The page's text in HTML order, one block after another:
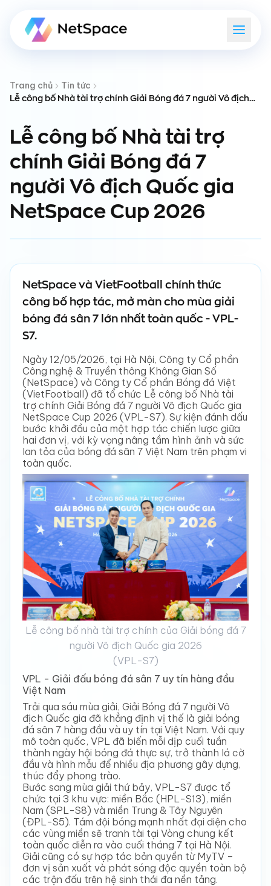
Trang chủ Tin tức
Lễ công bố Nhà tài trợ chính Giải Bóng đá 7 người Vô địch
Lễ công bố Nhà tài trợ
chính Giải Bóng đá 7
người Vô địch Quốc gia
NetSpace Cup 2026
NetSpace và VietFootball chính thức
công bố hợp tác, mở màn cho mùa giải
bóng đá sân 7 lớn nhất toàn quốc - VPL-
S7.
Ngày 12/05/2026, tại Hà Nội, Công ty Cổ phần
Công nghệ & Truyền thông Không Gian Số
(NetSpace) và Công ty Cổ phần Bóng đá Việt
(VietFootball) đã tổ chức Lễ công bố Nhà tài
trợ chính Giải Bóng đá 7 người Vô địch Quốc gia
NetSpace Cup 2026 (VPL-S7). Sự kiện đánh dấu
bước khởi đầu của một hợp tác chiến lược giữa
hai đơn vị, với kỳ vọng nâng tầm hình ảnh và sức
lan tỏa của bóng đá sân 7 Việt Nam trên phạm vi
toàn quốc.
Lễ công bố nhà tài trợ chính của Giải bóng đá 7
người Vô địch Quốc gia 2026
(VPL-S7)
VPL - Giải đấu bóng đá sân 7 uy tín hàng đầu
Việt Nam
Trải qua sáu mùa giải, Giải Bóng đá 7 người Vô
địch Quốc gia đã khẳng định vị thế là giải bóng
đá sân 7 hàng đầu và uy tín tại Việt Nam. Với quy
mô toàn quốc, VPL đã biến mỗi dịp cuối tuần
thành ngày hội bóng đá thực sự, trở thành lá cờ
đầu và hình mẫu để nhiều địa phương gây dựng,
thúc đẩy phong trào.
Bước sang mùa giải thứ bảy, VPL-S7 được tổ
chức tại 3 khu vực: miền Bắc (HPL-S13), miền
Nam (SPL-S8) và miền Trung & Tây Nguyên
(ĐPL-S5). Tám đội bóng mạnh nhất đại diện cho
các vùng miền sẽ tranh tài tại Vòng chung kết
toàn quốc diễn ra vào cuối tháng 7 tại Hà Nội.
Giải cũng có sự hợp tác bản quyền từ MyTV –
đơn vị sản xuất và phát sóng độc quyền toàn bộ
các trận đấu trên hệ sinh thái đa nền tảng.